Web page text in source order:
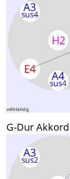
G-Dur Akkord